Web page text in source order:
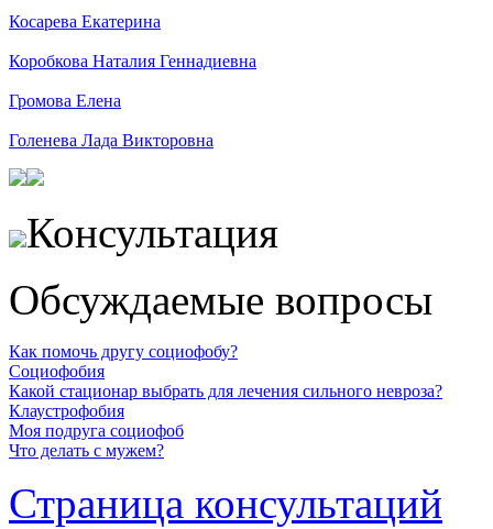
Косарева Екатерина
Коробкова Наталия Геннадиевна
Громова Елена
Голенева Лада Викторовна
Консультация
Обсуждаемые вопросы
Как помочь другу социофобу?
Социофобия
Какой стационар выбрать для лечения сильного невроза?
Клаустрофобия
Моя подруга социофоб
Что делать с мужем?
Страница консультаций